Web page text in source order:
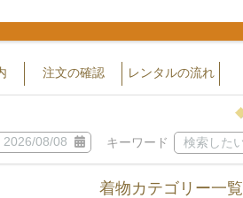
注文の確認 レンタルの流れ
キーワード
着物カテゴリー一覧